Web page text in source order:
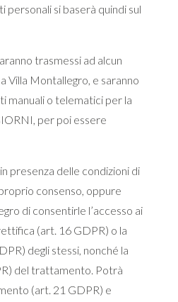
si baserà quindi sul
trasmessi ad alcun
Villa Montallegro, e saranno
manuali o telematici per la
per poi essere
presenza delle condizioni di
consenso, oppure
di consentirle l’accesso ai
(art. 16 GDPR) o la
degli stessi, nonché la
del trattamento. Potrà
(art. 21 GDPR) e